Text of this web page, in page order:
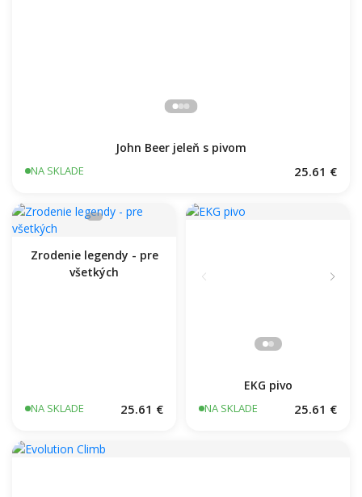
John Beer jeleň s pivom
NA SKLADE 25.61 €
Zrodenie legendy - pre
všetkých
NA SKLADE 25.61 €
EKG pivo
NA SKLADE 25.61 €